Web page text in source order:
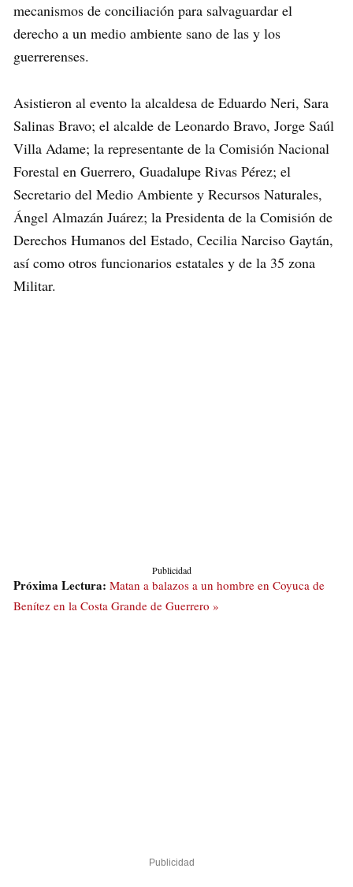
mecanismos de conciliación para salvaguardar el
derecho a un medio ambiente sano de las y los
guerrerenses.
Asistieron al evento la alcaldesa de Eduardo Neri, Sara
Salinas Bravo; el alcalde de Leonardo Bravo, Jorge Saúl
Villa Adame; la representante de la Comisión Nacional
Forestal en Guerrero, Guadalupe Rivas Pérez; el
Secretario del Medio Ambiente y Recursos Naturales,
Ángel Almazán Juárez; la Presidenta de la Comisión de
Derechos Humanos del Estado, Cecilia Narciso Gaytán,
así como otros funcionarios estatales y de la 35 zona
Militar.
Publicidad
Próxima Lectura: Matan a balazos a un hombre en Coyuca de
Benítez en la Costa Grande de Guerrero »
Publicidad